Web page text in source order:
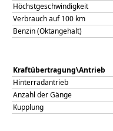
Höchstgeschwindigkeit
Verbrauch auf 100 km
Benzin (Oktangehalt)
Kraftübertragung\Antrieb
Hinterradantrieb
Anzahl der Gänge
Kupplung